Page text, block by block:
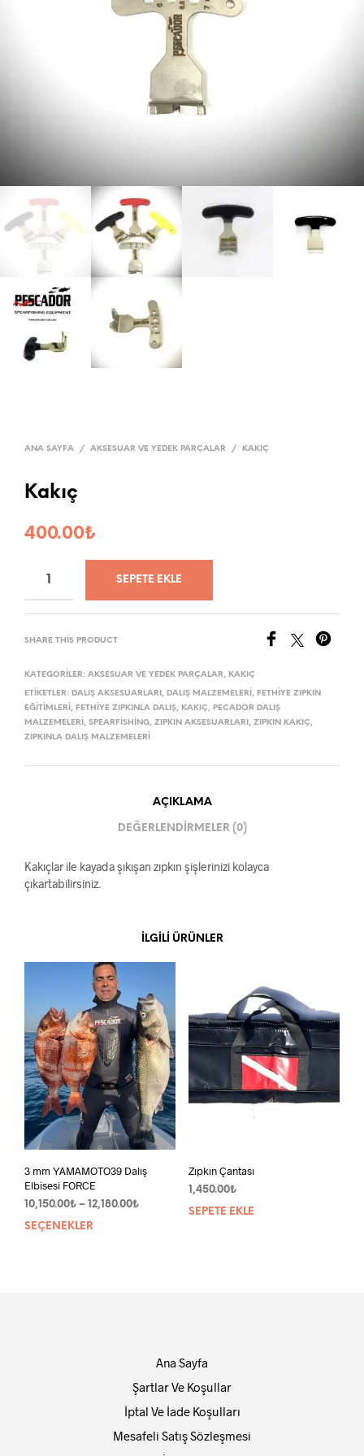
ANA SAYFA / AKSESUAR VE YEDEK PARÇALAR / KAKIÇ
Kakıç
400.00₺
SEPETE EKLE
SHARE THIS PRODUCT
KATEGORILER: AKSESUAR VE YEDEK PARÇALAR, KAKIÇ
ETIKETLER: DALIŞ AKSESUARLARI, DALIŞ MALZEMELERI, FETHIYE ZIPKIN
EĞITIMLERI, FETHIYE ZIPKINLA DALIŞ, KAKIÇ, PECADOR DALIŞ
MALZEMELERI, SPEARFISHING, ZIPKIN AKSESUARLARI, ZIPKIN KAKIÇ,
ZIPKINLA DALIŞ MALZEMELERI
AÇIKLAMA
DEĞERLENDIRMELER (0)
Kakıçlar ile kayada şıkışan zıpkın şişlerinizi kolayca
çıkartabilirsiniz.
İLGILI ÜRÜNLER
3 mm YAMAMOTO39 Dalış
Elbisesi FORCE
10,150.00₺ – 12,180.00₺Fiyat
SEÇENEKLER
sayfasından
seçilebilir
Zıpkın Çantası
1,450.00₺
SEPETE EKLE
Ana Sayfa
Şartlar Ve Koşullar
İptal Ve İade Koşulları
Mesafeli Satış Sözleşmesi